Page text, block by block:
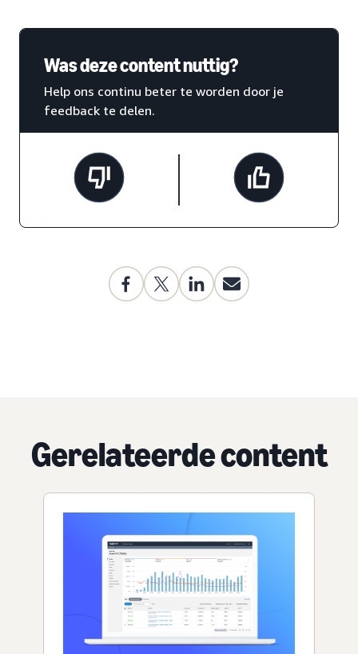
Was deze content nuttig?
Help ons continu beter te worden door je
feedback te delen.
Gerelateerde content